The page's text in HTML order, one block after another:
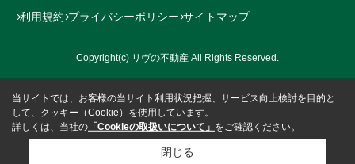
利用規約 プライバシーポリシー サイトマップ
Copyright(c) リヴの不動産 All Rights Reserved.
当サイトでは、お客様の当サイト利用状況把握、サービス向上検討を目的と
して、クッキー（Cookie）を使用しています。
詳しくは、当社の 「Cookieの取扱いについて」 をご確認ください。
閉じる